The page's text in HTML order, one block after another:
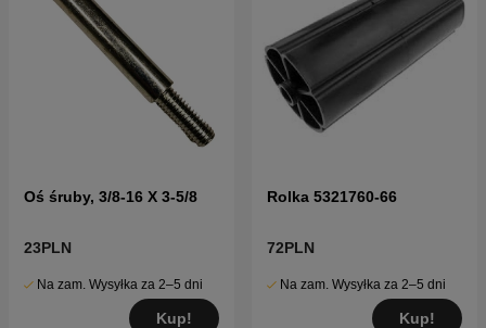
Oś śruby, 3/8-16 X 3-5/8
23PLN
Na zam. Wysyłka za 2–5 dni
Kup!
Rolka 5321760-66
72PLN
Na zam. Wysyłka za 2–5 dni
Kup!